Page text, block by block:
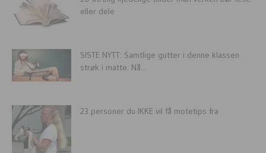
eller dele
SISTE NYTT: Samtlige gutter i denne klassen
strøk i matte. Nå...
23 personer du IKKE vil få motetips fra